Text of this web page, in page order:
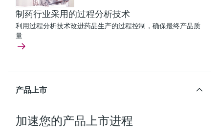
制药行业采用的过程分析技术
利用过程分析技术改进药品生产的过程控制，确保最终产品质
量
产品上市
加速您的产品上市进程